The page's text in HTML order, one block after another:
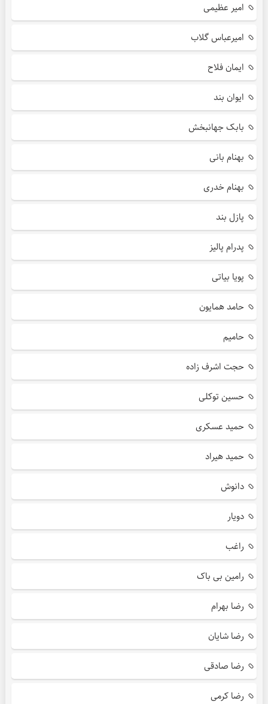
امیر عظیمی
امیرعباس گلاب
ایمان فلاح
ایوان بند
بابک جهانبخش
بهنام بانی
بهنام خدری
پازل بند
پدرام پالیز
پویا بیاتی
حامد همایون
حامیم
حجت اشرف زاده
حسین توکلی
حمید عسکری
حمید هیراد
دانوش
دویار
راغب
رامین بی باک
رضا بهرام
رضا شایان
رضا صادقی
رضا کرمی